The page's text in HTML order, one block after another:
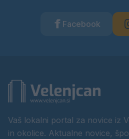
Facebook
Vaš lokalni portal za novice iz
in okolice. Aktualne novice,